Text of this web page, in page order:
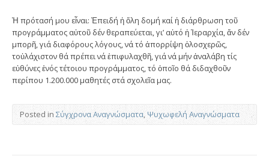
Ἡ πρότασή μου εἶναι: Ἐπειδή ἡ ὅλη δομή καί ἡ διάρθρωση τοῦ
προγράμματος αὐτοῦ δέν θεραπεύεται, γι’ αὐτό ἡ Ἱεραρχία, ἄν δέν
μπορῆ, γιά διαφόρους λόγους, νά τό ἀπορρίψη ὁλοσχερῶς,
τοὐλάχιστον θά πρέπει νά ἐπιφυλαχθῆ, γιά νά μήν ἀναλάβη τίς
εὐθύνες ἑνός τέτοιου προγράμματος, τό ὁποῖο θά διδαχθοῦν
περίπου 1.200.000 μαθητές στά σχολεῖα μας.
Posted in Σύγχρονα Αναγνώσματα,Ψυχωφελή Αναγνώσματα